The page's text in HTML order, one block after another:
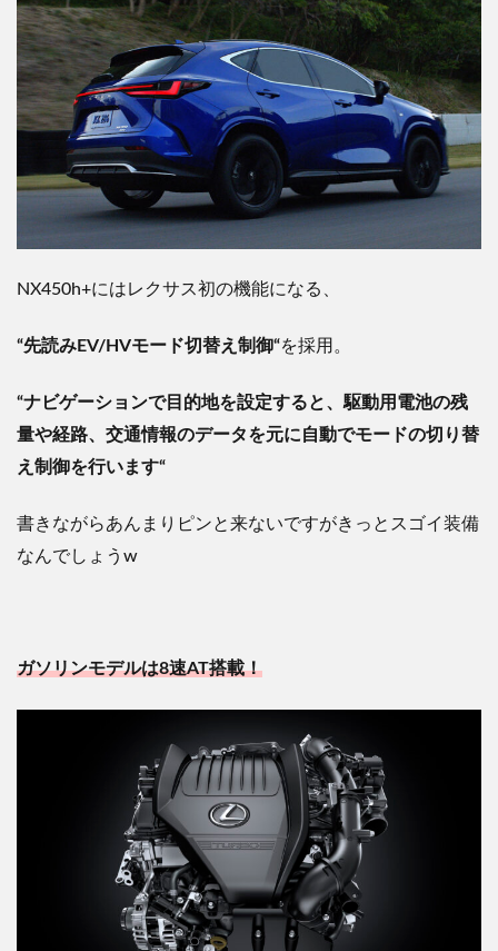
NX450h+にはレクサス初の機能になる、
“先読みEV/HVモード切替え制御“を採用。
“ナビゲーションで目的地を設定すると、駆動用電池の残
量や経路、交通情報のデータを元に自動でモードの切り替
え制御を行います“
書きながらあんまりピンと来ないですがきっとスゴイ装備
なんでしょう w
ガソリンモデルは8速AT搭載！